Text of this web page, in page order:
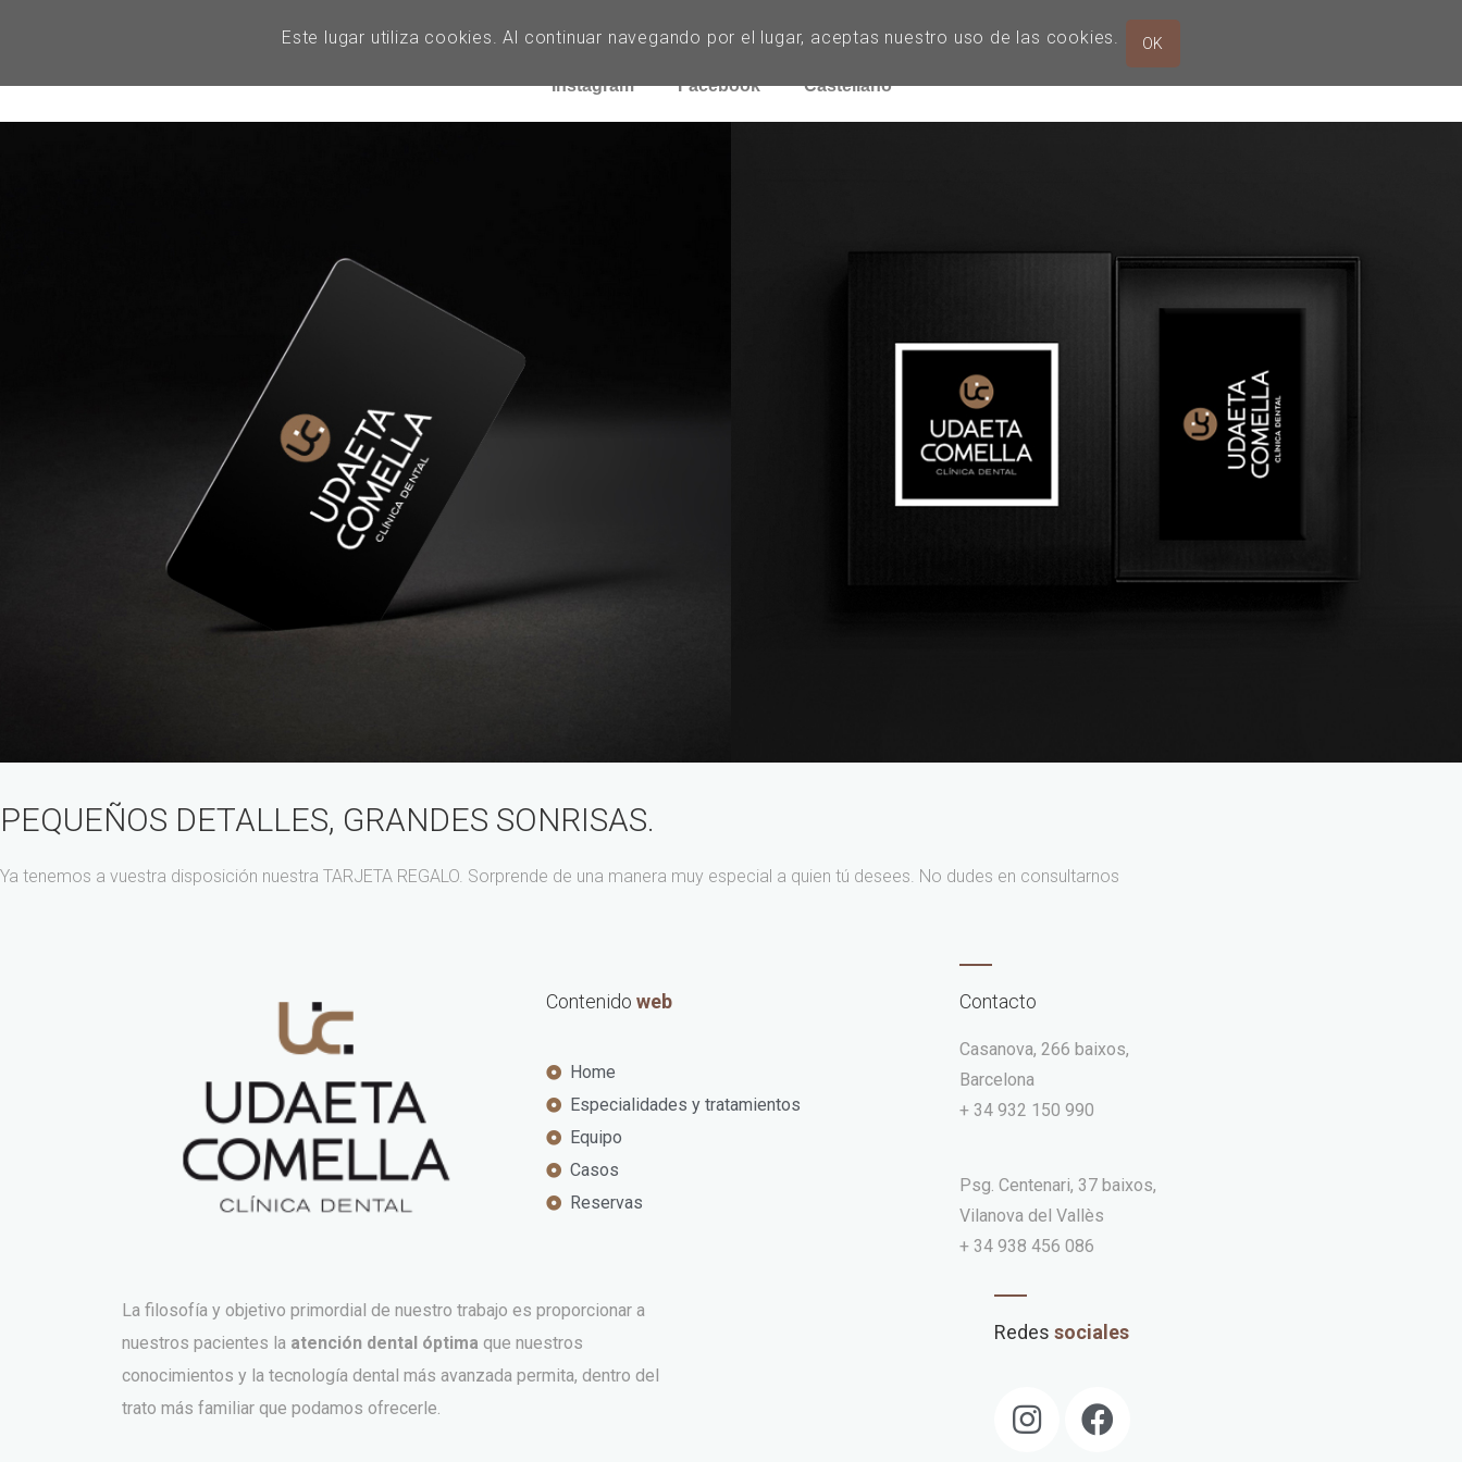
Home Especialidades Equipo Casos Nuestras clínicas
Instagram Facebook Castellano
PEQUEÑOS DETALLES, GRANDES SONRISAS.
Ya tenemos a vuestra disposición nuestra TARJETA REGALO. Sorprende de una manera muy especial a quien tú desees. No dudes en consultarnos
Contenido web
Home
Especialidades y tratamientos
Equipo
Casos
Reservas
Contacto
Casanova, 266 baixos,
Barcelona
+ 34 932 150 990
Psg. Centenari, 37 baixos,
Vilanova del Vallès
+ 34 938 456 086
La filosofía y objetivo primordial de nuestro trabajo es proporcionar a
nuestros pacientes la atención dental óptima que nuestros
conocimientos y la tecnología dental más avanzada permita, dentro del
trato más familiar que podamos ofrecerle.
Redes sociales
Este lugar utiliza cookies. Al continuar navegando por el lugar, aceptas nuestro uso de las cookies. OK